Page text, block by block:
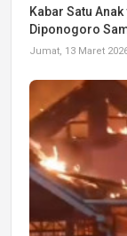
Kabar Satu
Diponogoro
Jumat, 13 Maret